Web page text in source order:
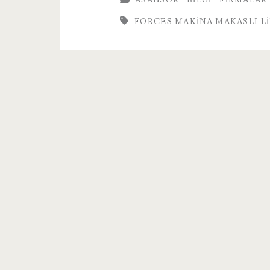
FORCES MAKINA MAKASLI